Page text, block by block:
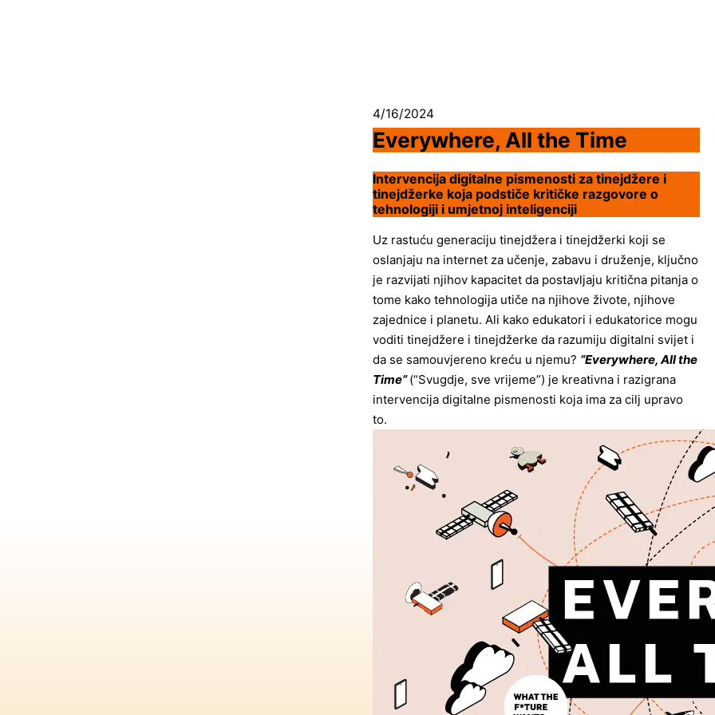
4/16/2024
Everywhere, All the Time
Intervencija digitalne pismenosti za tinejdžere i
tinejdžerke koja podstiče kritičke razgovore o
tehnologiji i umjetnoj inteligenciji
Uz rastuću generaciju tinejdžera i tinejdžerki koji se
oslanjaju na internet za učenje, zabavu i druženje, ključno
je razvijati njihov kapacitet da postavljaju kritična pitanja o
tome kako tehnologija utiče na njihove živote, njihove
zajednice i planetu. Ali kako edukatori i edukatorice mogu
voditi tinejdžere i tinejdžerke da razumiju digitalni svijet i
da se samouvjereno kreću u njemu? “Everywhere, All the
Time”(“Svugdje, sve vrijeme”) je kreativna i razigrana
intervencija digitalne pismenosti koja ima za cilj upravo
to.